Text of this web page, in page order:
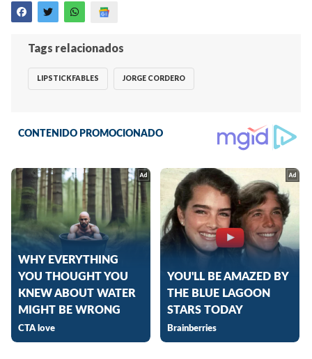
Tags relacionados
LIPSTICKFABLES JORGE CORDERO